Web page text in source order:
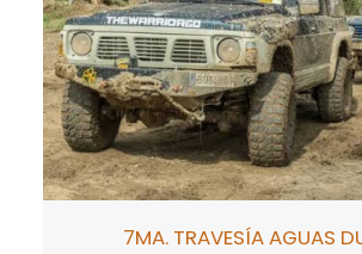
7MA. TRAVESÍA AGUAS